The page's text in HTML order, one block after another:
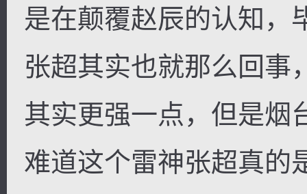
是在颠覆赵辰的认知，
张超其实也就那么回事
其实更强一点，但是烟
难道这个雷神张超真的